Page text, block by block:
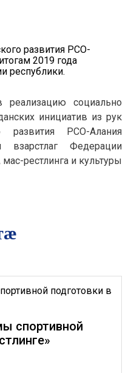
реализацию социально
инициатив из рук
развития РСО-Алания
взарстлаг Федерации
рестлинга и культуры
спортивной